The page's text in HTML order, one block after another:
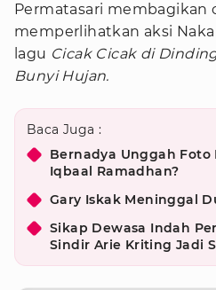
Permatasari membagikan
memperlihatkan aksi
lagu Cicak Cicak di
Bunyi Hujan.
Baca Juga :
Bernadya Unggah Foto
Iqbaal Ramadhan?
Gary Iskak Meninggal
Sikap Dewasa Indah
Sindir Arie Kriting Jadi